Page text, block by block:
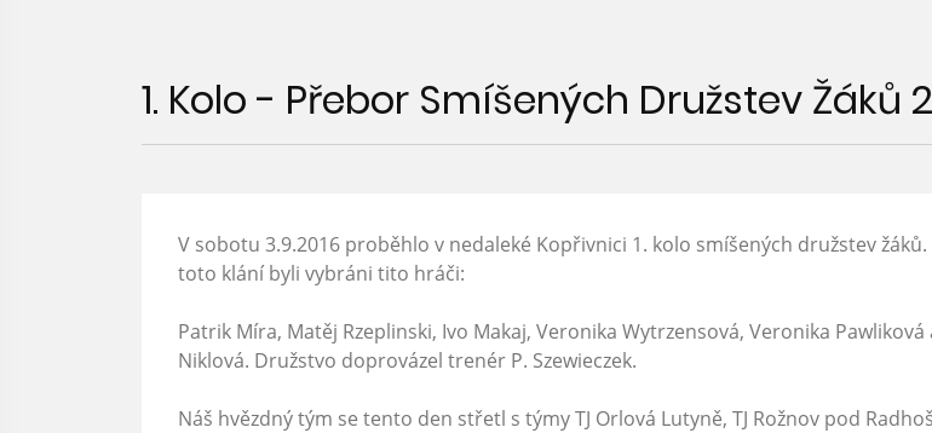
1. Kolo - Přebor Smíšených Družstev Žáků
V sobotu 3.9.2016 proběhlo v nedaleké Kopřivnici 1. kolo smíšených družstev žáků.
toto klání byli vybráni tito hráči:
Patrik Míra, Matěj Rzeplinski, Ivo Makaj, Veronika Wytrzensová, Veronika Pawliková
Niklová. Družstvo doprovázel trenér P. Szewieczek.
Náš hvězdný tým se tento den střetl s týmy TJ Orlová Lutyně, TJ Rožnov pod